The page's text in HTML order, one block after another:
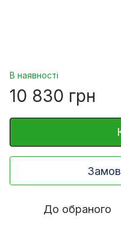
В наявності
10 830 грн
До обраного